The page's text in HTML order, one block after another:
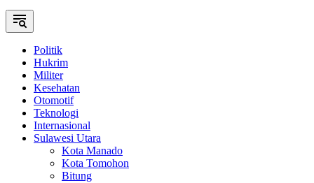
Politik
Hukrim
Militer
Kesehatan
Otomotif
Teknologi
Internasional
Sulawesi Utara
Kota Manado
Kota Tomohon
Bitung